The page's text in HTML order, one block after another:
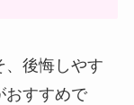
、後悔しやす
おすすめで